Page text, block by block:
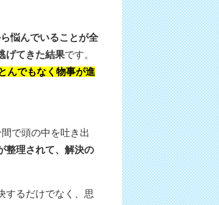
悩んでいることが全
げてきた結果です。
んでもなく物事が進
で頭の中を吐き出
整理されて、解決の
するだけでなく、思